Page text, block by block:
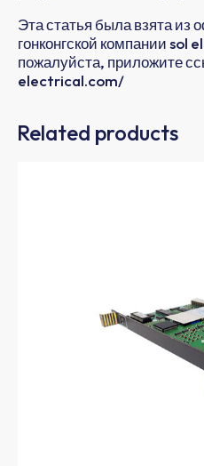
Эта статья была взята из
гонконгской компании
пожалуйста, приложите
electrical.com/
Related products